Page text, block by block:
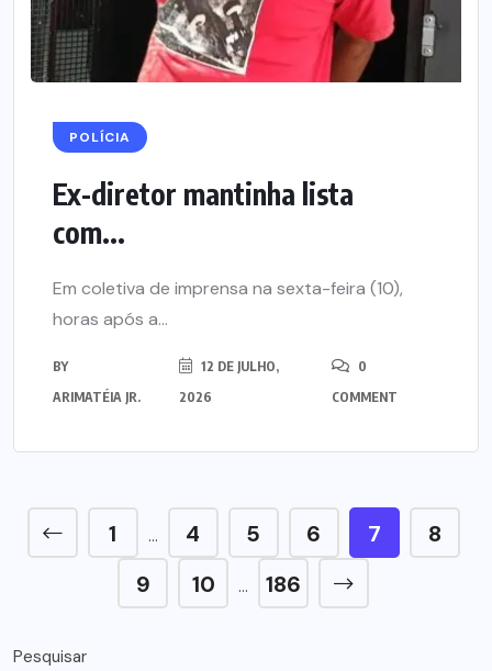
POLÍCIA
Ex-diretor mantinha lista
com...
Em coletiva de imprensa na sexta-feira (10),
horas após a...
BY
ARIMATÉIA JR.
12 DE JULHO,
2026
0
COMMENT
1 … 4 5 6 7
8
9
10 … 186
Pesquisar